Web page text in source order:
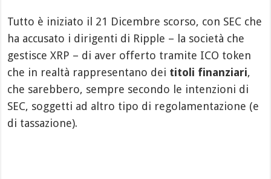
Tutto è iniziato il 21 Dicembre scorso, con SEC che
ha accusato i dirigenti di Ripple – la società che
gestisce XRP – di aver offerto tramite ICO token
che in realtà rappresentano dei titoli finanziari,
che sarebbero, sempre secondo le intenzioni di
SEC, soggetti ad altro tipo di regolamentazione (e
di tassazione).